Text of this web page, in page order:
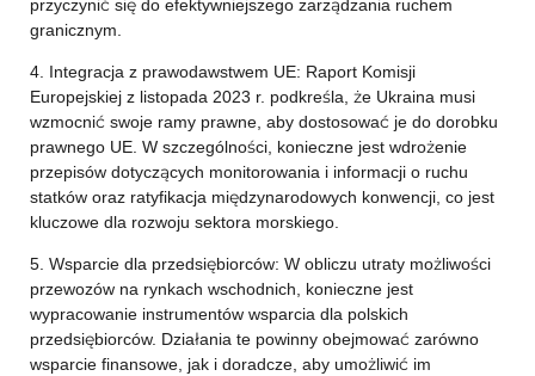
przyczynić się do efektywniejszego zarządzania ruchem
granicznym.
4. Integracja z prawodawstwem UE: Raport Komisji
Europejskiej z listopada 2023 r. podkreśla, że Ukraina musi
wzmocnić swoje ramy prawne, aby dostosować je do dorobku
prawnego UE. W szczególności, konieczne jest wdrożenie
przepisów dotyczących monitorowania i informacji o ruchu
statków oraz ratyfikacja międzynarodowych konwencji, co jest
kluczowe dla rozwoju sektora morskiego.
5. Wsparcie dla przedsiębiorców: W obliczu utraty możliwości
przewozów na rynkach wschodnich, konieczne jest
wypracowanie instrumentów wsparcia dla polskich
przedsiębiorców. Działania te powinny obejmować zarówno
wsparcie finansowe, jak i doradcze, aby umożliwić im